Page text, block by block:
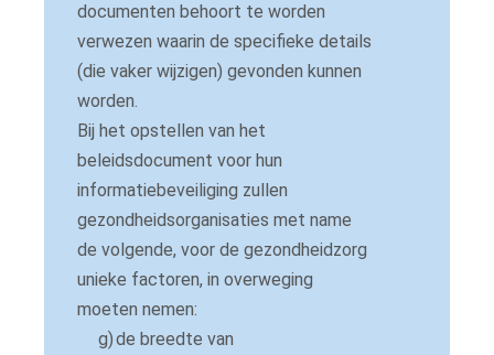
documenten behoort te worden
verwezen waarin de specifieke details
(die vaker wijzigen) gevonden kunnen
worden.
Bij het opstellen van het
beleidsdocument voor hun
informatiebeveiliging zullen
gezondheidsorganisaties met name
de volgende, voor de gezondheidzorg
unieke factoren, in overweging
moeten nemen:
g)de breedte van